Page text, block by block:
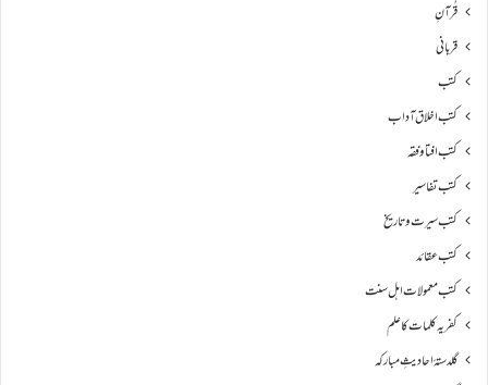
قُرآنِ
قربانی
کتب
کتب اخلاق آداب
کتب افتا و فقہ
کتب تفاسیر
کتب سیرت و تاریخ
کتب عقائد
کتب معمولات اہل سنت
کفریہ کلمات کا علم
گلدستۂ احادیثِ مبارکہ